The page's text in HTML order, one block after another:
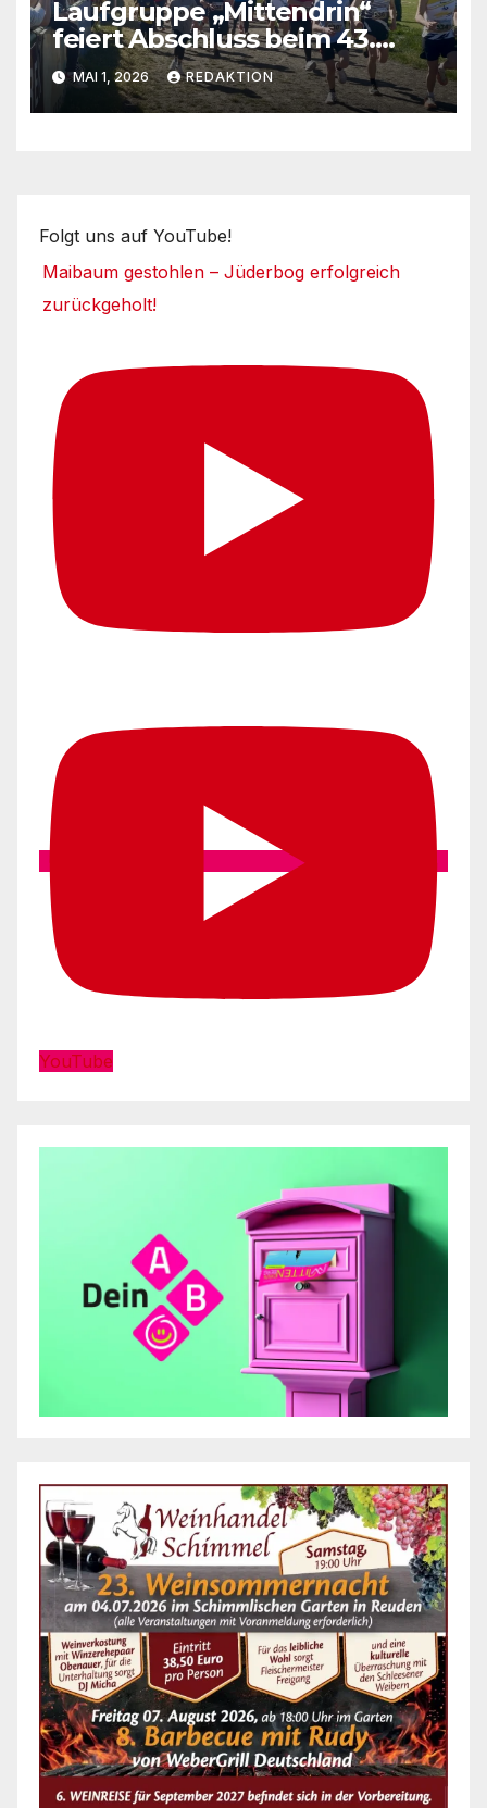
Laufgruppe „Mittendrin“
feiert Abschluss beim 43.
Fläminglauf
MAI 1, 2026 REDAKTION
Folgt uns auf YouTube!
Maibaum gestohlen – Jüderbog erfolgreich
zurückgeholt!
YouTube